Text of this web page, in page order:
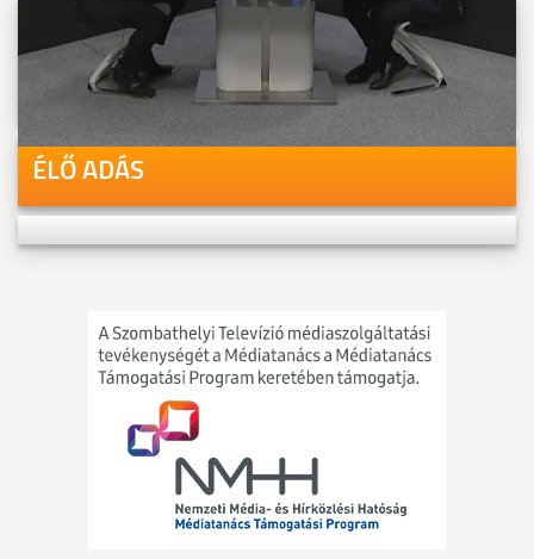
Videóink megtekinthetőek
Youtube-csatornánkon is!
ÉLŐ ADÁS